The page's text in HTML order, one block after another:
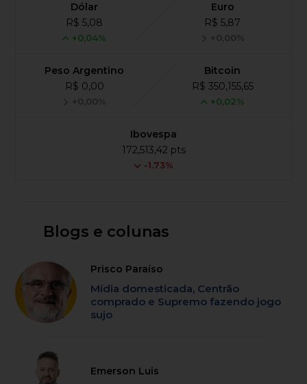
Dólar
R$ 5,08
+0,04%
Euro
R$ 5,87
+0,00%
Peso Argentino
R$ 0,00
+0,00%
Bitcoin
R$ 350,155,65
+0,02%
Ibovespa
172,513,42 pts
-1.73%
Blogs e colunas
Prisco Paraíso
Mídia domesticada, Centrão
comprado e Supremo fazendo jogo
sujo
Emerson Luis